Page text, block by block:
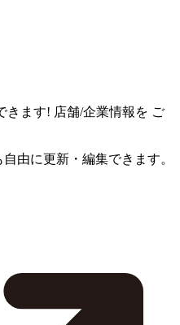
きます! 店舗/企業情報を ご
由に更新・編集できます。